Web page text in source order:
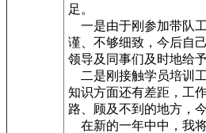
足。
一是由于刚参加带队
谨、不够细致，今后自
领导及同事们及时地给
二是刚接触学员培训
知识方面还有差距，工
路、顾及不到的地方，
在新的一年中中，我